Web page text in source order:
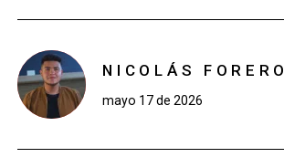
NICOLÁS FORERO
mayo 17 de 2026